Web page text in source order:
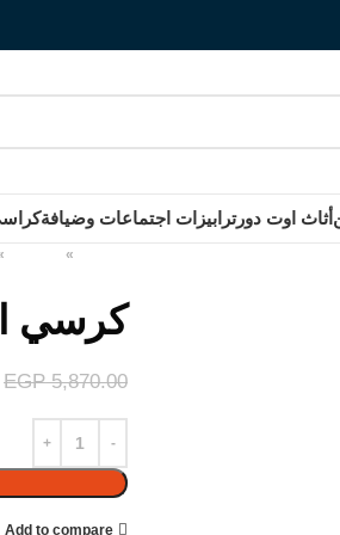
أثاث اوت دورترابيزات اجتماعات وضيافة
»
كرسي
EGP5,870.00
Add to compare